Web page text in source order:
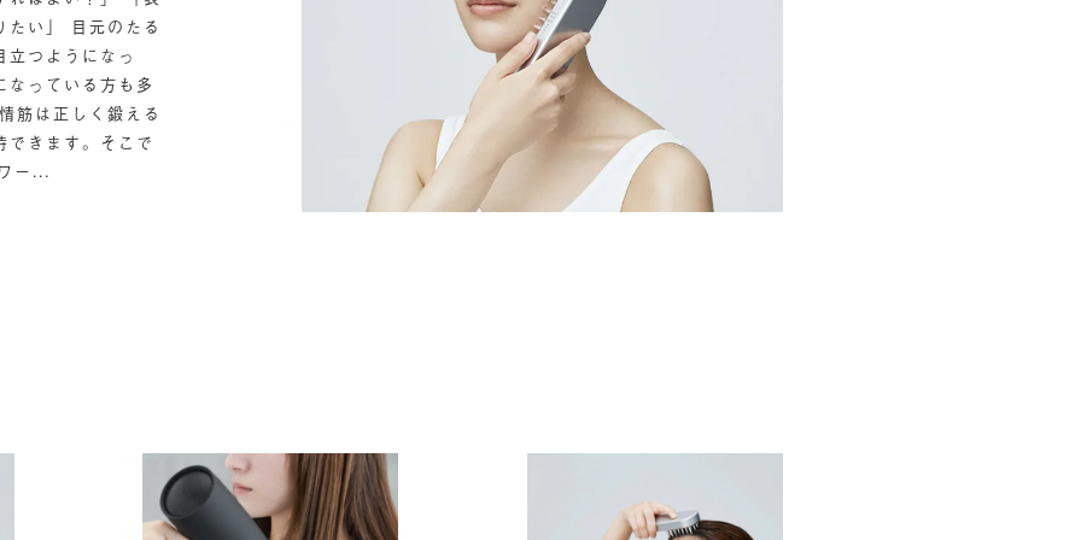
たい」 目元のたる
立つようになっ
なっている方も多
筋は正しく鍛える
できます。そこで
ー...